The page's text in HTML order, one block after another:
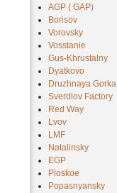
AGP ( GAP)
Borisov
Vorovsky
Vosstanie
Gus-Khrustalny
Dyatkovo
Druzhnaya Gorka
Sverdlov Factory
Red Way
Lvov
LMF
Natalinsky
EGP
Ploskoe
Popasnyansky